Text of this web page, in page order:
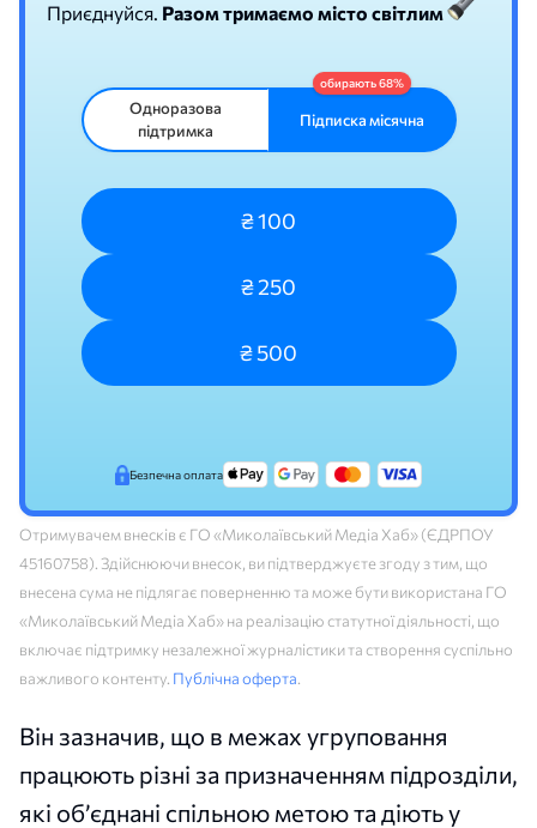
Приєднуйся. Разом тримаємо місто світлим
Одноразова
підтримка
Підписка місячна
₴ 100
₴ 250
₴ 500
Безпечна оплата
Отримувачем внесків є ГО «Миколаївський Медіа Хаб» (ЄДРПОУ
45160758). Здійснюючи внесок, ви підтверджуєте згоду з тим, що
внесена сума не підлягає поверненню та може бути використана ГО
«Миколаївський Медіа Хаб» на реалізацію статутної діяльності, що
включає підтримку незалежної журналістики та створення суспільно
важливого контенту. Публічна оферта.
Він зазначив, що в межах угруповання
працюють різні за призначенням підрозділи,
які об’єднані спільною метою та діють у